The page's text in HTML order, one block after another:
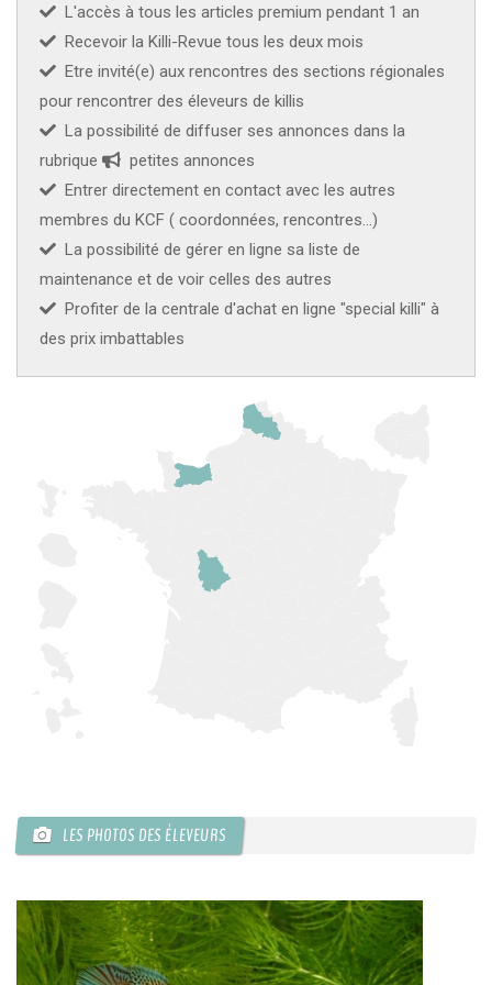
L'accès à tous les articles premium pendant 1 an
Recevoir la Killi-Revue tous les deux mois
Etre invité(e) aux rencontres des sections régionales
pour rencontrer des éleveurs de killis
La possibilité de diffuser ses annonces dans la
rubrique
petites annonces
Entrer directement en contact avec les autres
membres du KCF ( coordonnées, rencontres...)
La possibilité de gérer en ligne sa liste de
maintenance et de voir celles des autres
Profiter de la centrale d'achat en ligne "special killi" à
des prix imbattables
LES PHOTOS DES ÉLEVEURS